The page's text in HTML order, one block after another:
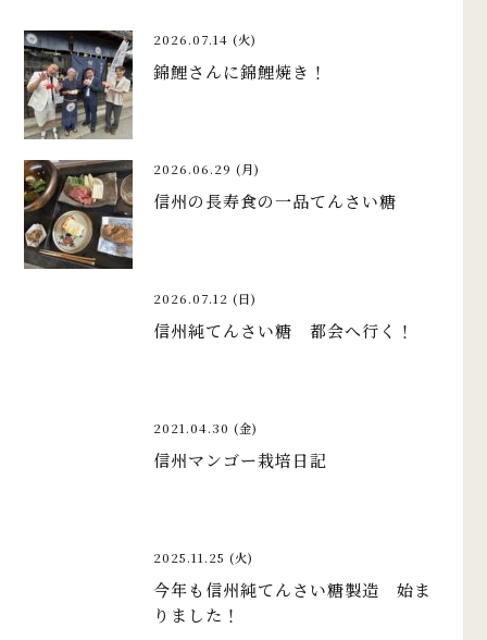
2026.07.14 (火)
錦鯉さんに錦鯉焼き！
2026.06.29 (月)
信州の長寿食の一品てんさい糖
2026.07.12 (日)
信州純てんさい糖 都会へ行く！
2021.04.30 (金)
信州マンゴー栽培日記
2025.11.25 (火)
今年も信州純てんさい糖製造 始ま
りました！